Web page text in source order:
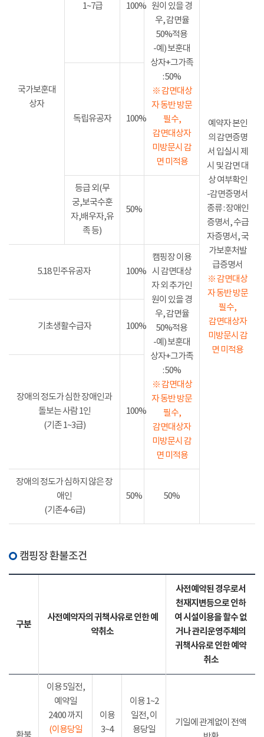
국가보훈대
상자
1~7급 100% 원이 있을 경
우, 감면율
50%적용
-예) 보훈대
상자+그가족
: 50%
※ 감면대상
자 동반 방문
필수,
감면대상자
미방문시 감
면 미적용
예약자 본인
의 감면증명
서 입실시 제
시 및 감면 대
상 여부확인
-감면증명서
종류 : 장애인
증명서, 수급
자증명서, 국
가보훈처발
급증명서
※ 감면대상
자 동반 방문
필수,
감면대상자
미방문시 감
면 미적용
독립유공자 100%
등급 외(무
궁,보국수훈
자,배우자,유
족 등)
50%
5.18 민주유공자 100%
캠핑장 이용
시 감면대상
자 외 추가인
원이 있을 경
우, 감면율
50%적용
-예) 보훈대
상자+그가족
: 50%
※ 감면대상
자 동반 방문
필수,
감면대상자
미방문시 감
면 미적용
기초생활수급자 100%
장애의 정도가 심한 장애인과
돌보는 사람 1인
(기존 1~3급)
100%
장애의 정도가 심하지 않은 장
애인
(기존4~6급)
50% 50%
캠핑장 환불조건
구분
사전예약자의 귀책사유로 인한 예
약취소
사전예약된 경우로서
천재지변등으로 인하
여 시설이용을 할수 없
거나 관리운영주체의
귀책사유로 인한 예약
취소
이용 5일전,
예약일
24:00 까지
(이용당일
이용
3~4
이용 1~2
일전, 이
용당일
기일에 관계없이 전액